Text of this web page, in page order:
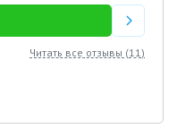
Читать все отзывы (11)